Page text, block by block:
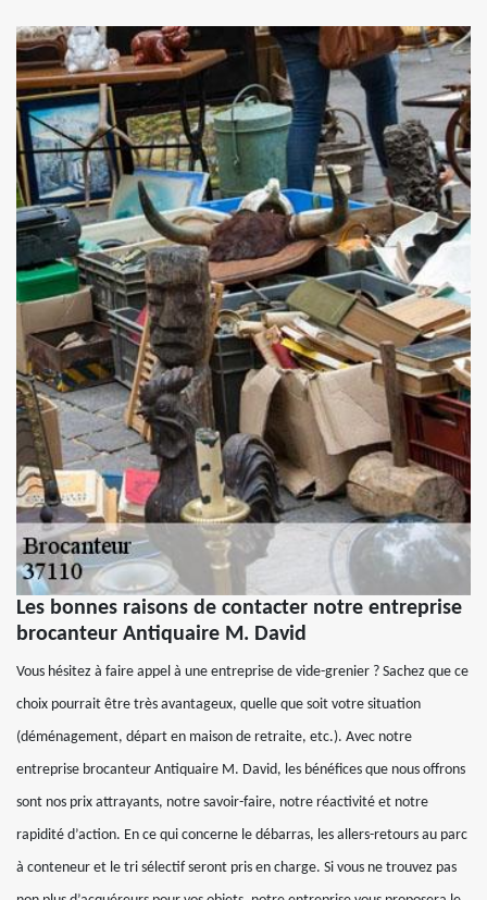
Les bonnes raisons de contacter notre entreprise
brocanteur Antiquaire M. David
Vous hésitez à faire appel à une entreprise de vide-grenier ? Sachez que ce
choix pourrait être très avantageux, quelle que soit votre situation
(déménagement, départ en maison de retraite, etc.). Avec notre
entreprise brocanteur Antiquaire M. David, les bénéfices que nous offrons
sont nos prix attrayants, notre savoir-faire, notre réactivité et notre
rapidité d’action. En ce qui concerne le débarras, les allers-retours au parc
à conteneur et le tri sélectif seront pris en charge. Si vous ne trouvez pas